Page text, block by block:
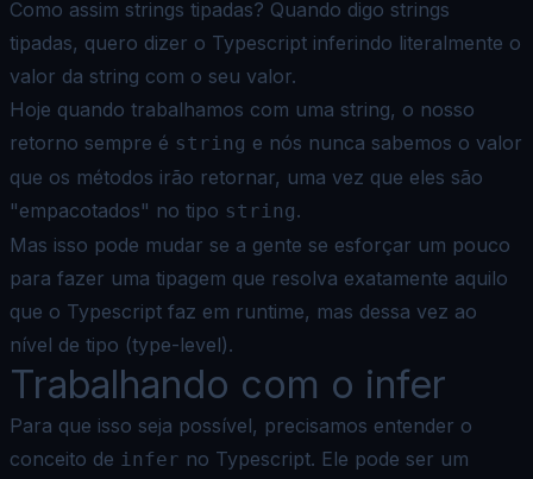
Como assim strings tipadas? Quando digo strings
tipadas, quero dizer o Typescript inferindo literalmente o
valor da string com o seu valor.
Hoje quando trabalhamos com uma string, o nosso
retorno sempre é string e nós nunca sabemos o valor
que os métodos irão retornar, uma vez que eles são
"empacotados" no tipo string.
Mas isso pode mudar se a gente se esforçar um pouco
para fazer uma tipagem que resolva exatamente aquilo
que o Typescript faz em runtime, mas dessa vez ao
nível de tipo (type-level).
Trabalhando com o infer
Para que isso seja possível, precisamos entender o
conceito de infer no Typescript. Ele pode ser um